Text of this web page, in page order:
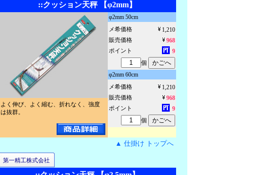
::クッション天秤 【φ2mm】
よく伸び、よく縮む、折れなく、強度
は抜群。
φ2mm 50cm
メ希価格
1,210
販売価格
968
ポイント
9
個
φ2mm 60cm
メ希価格
1,210
販売価格
968
ポイント
9
個
▲ 仕掛け トップへ
第一精工株式会社